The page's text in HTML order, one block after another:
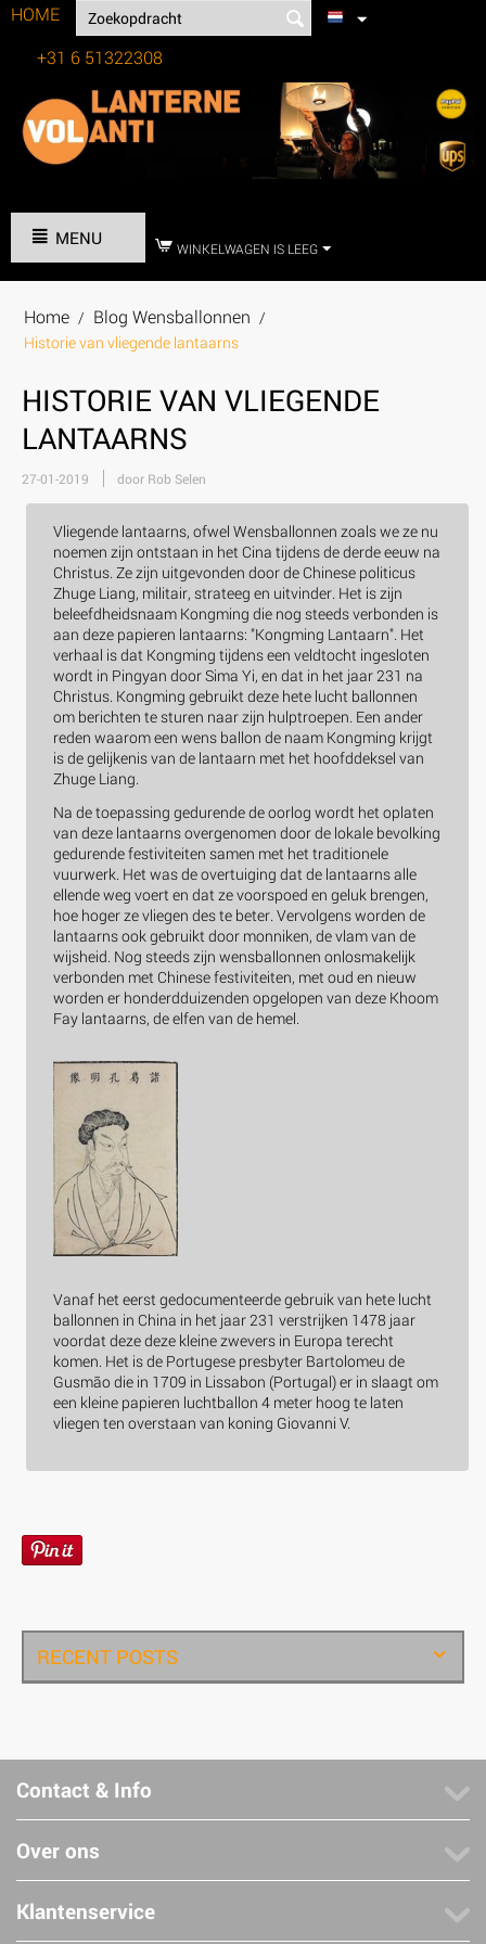
HOME
+31 6 51322308
MENU WINKELWAGEN IS LEEG
Home / Blog Wensballonnen /
Historie van vliegende lantaarns
HISTORIE VAN VLIEGENDE
LANTAARNS
27-01-2019 door Rob Selen
Vliegende lantaarns, ofwel Wensballonnen zoals we ze nu
noemen zijn ontstaan in het Cina tijdens de derde eeuw na
Christus. Ze zijn uitgevonden door de Chinese politicus
Zhuge Liang, militair, strateeg en uitvinder. Het is zijn
beleefdheidsnaam Kongming die nog steeds verbonden is
aan deze papieren lantaarns: "Kongming Lantaarn". Het
verhaal is dat Kongming tijdens een veldtocht ingesloten
wordt in Pingyan door Sima Yi, en dat in het jaar 231 na
Christus. Kongming gebruikt deze hete lucht ballonnen
om berichten te sturen naar zijn hulptroepen. Een ander
reden waarom een wens ballon de naam Kongming krijgt
is de gelijkenis van de lantaarn met het hoofddeksel van
Zhuge Liang.
Na de toepassing gedurende de oorlog wordt het oplaten
van deze lantaarns overgenomen door de lokale bevolking
gedurende festiviteiten samen met het traditionele
vuurwerk. Het was de overtuiging dat de lantaarns alle
ellende weg voert en dat ze voorspoed en geluk brengen,
hoe hoger ze vliegen des te beter. Vervolgens worden de
lantaarns ook gebruikt door monniken, de vlam van de
wijsheid. Nog steeds zijn wensballonnen onlosmakelijk
verbonden met Chinese festiviteiten, met oud en nieuw
worden er honderdduizenden opgelopen van deze Khoom
Fay lantaarns, de elfen van de hemel.
Vanaf het eerst gedocumenteerde gebruik van hete lucht
ballonnen in China in het jaar 231 verstrijken 1478 jaar
voordat deze deze kleine zwevers in Europa terecht
komen. Het is de Portugese presbyter Bartolomeu de
Gusmão die in 1709 in Lissabon (Portugal) er in slaagt om
een kleine papieren luchtballon 4 meter hoog te laten
vliegen ten overstaan van koning Giovanni V.
RECENT POSTS
Contact & Info
Over ons
Klantenservice